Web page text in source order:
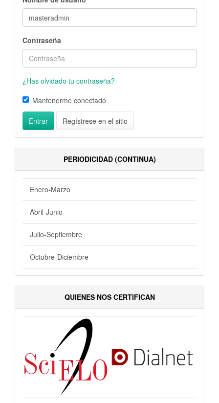
Contraseña
¿Has olvidado tu contraseña?
Mantenerme conectado
Entrar Regístrese en el sitio
PERIODICIDAD (CONTINUA)
Enero-Marzo
Abril-Junio
Julio-Septiembre
Octubre-Diciembre
QUIENES NOS CERTIFICAN